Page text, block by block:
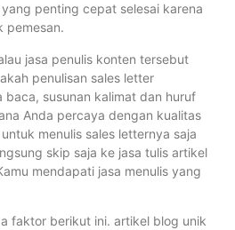
penting cepat selesai karena
pemesan.
jasa penulis konten tersebut
penulisan sales letter
susunan kalimat dan huruf
Anda percaya dengan kualitas
menulis sales letternya saja
skip saja ke jasa tulis artikel
mendapati jasa menulis yang
faktor berikut ini. artikel blog unik